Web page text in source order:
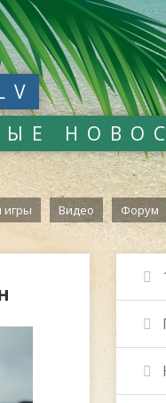
игры Видео Форум